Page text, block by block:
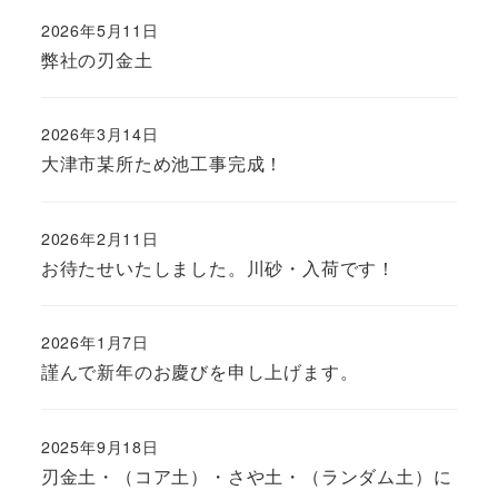
弊社の刃金土
投稿日
2026年5月11日
大津市某所ため池工事完成！
投稿日
2026年3月14日
お待たせいたしました。川砂・入荷です！
投稿日
2026年2月11日
謹んで新年のお慶びを申し上げます。
投稿日
2026年1月7日
刃金土・（コア土）・さや土・（ランダム土）に
投稿日
2025年9月18日